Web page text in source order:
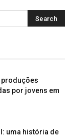
produções
por jovens em
uma história de